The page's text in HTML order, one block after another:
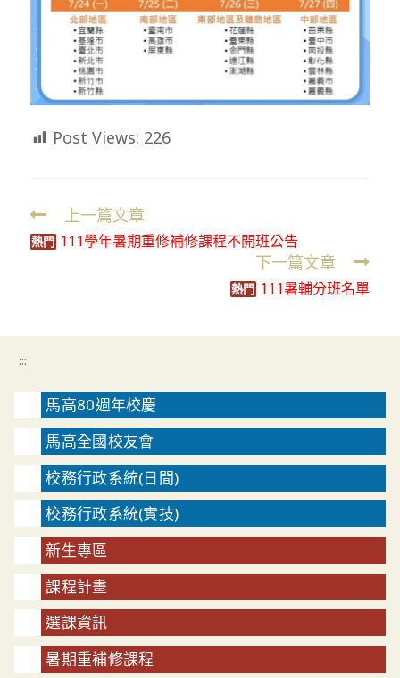
Post Views: 226
Read
more
上一篇文章
熱門 111學年暑期重修補修課程不開班公告
下一篇文章
熱門 111暑輔分班名單
:::
馬高80週年校慶
馬高全國校友會
校務行政系統(日間)
校務行政系統(實技)
新生專區
課程計畫
選課資訊
暑期重補修課程